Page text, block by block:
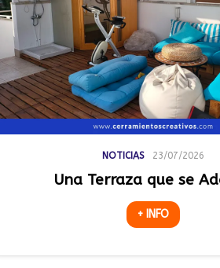
23/07/2026
Una Terraza que se Adapta